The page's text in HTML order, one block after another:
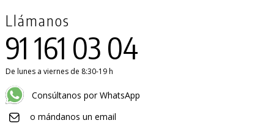
Llámanos
91 161 03 04
De lunes a viernes de 8:30-19 h
Consúltanos por WhatsApp
o mándanos un email